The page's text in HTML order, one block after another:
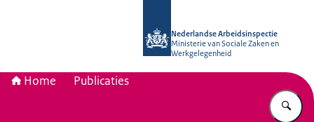
Nederlandse Arbeidsinspectie
Ministerie van Sociale Zaken en
Werkgelegenheid
Home Publicaties